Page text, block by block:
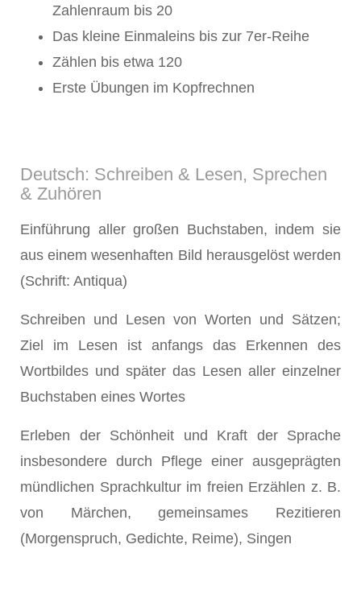
Zahlenraum bis 20
Das kleine Einmaleins bis zur 7er-Reihe
Zählen bis etwa 120
Erste Übungen im Kopfrechnen
Deutsch: Schreiben & Lesen, Sprechen
& Zuhören
Einführung aller großen Buchstaben, indem sie
aus einem wesenhaften Bild herausgelöst werden
(Schrift: Antiqua)
Schreiben und Lesen von Worten und Sätzen;
Ziel im Lesen ist anfangs das Erkennen des
Wortbildes und später das Lesen aller einzelner
Buchstaben eines Wortes
Erleben der Schönheit und Kraft der Sprache
insbesondere durch Pflege einer ausgeprägten
mündlichen Sprachkultur im freien Erzählen z. B.
von Märchen, gemeinsames Rezitieren
(Morgenspruch, Gedichte, Reime), Singen